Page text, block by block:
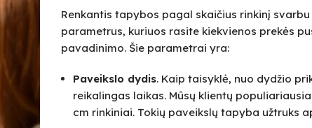
Renkantis tapybos pagal skaičius rinkinį
parametrus, kuriuos rasite kiekvienos prekės
pavadinimo. Šie parametrai yra:
Paveikslo dydis. Kaip taisyklė, nuo dydžio
reikalingas laikas. Mūsų klientų
cm rinkiniai. Tokių paveikslų tapyba užtruks